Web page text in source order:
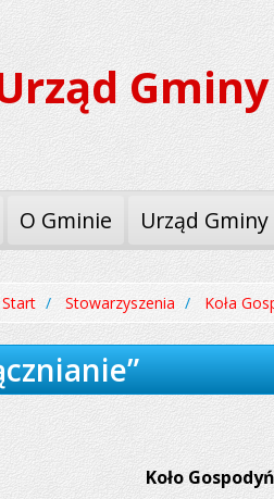
O Gminie Urząd Gminy
Start Stowarzyszenia Koła
Koło